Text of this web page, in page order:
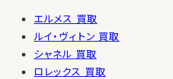
エルメス 買取
ルイ・ヴィトン 買取
シャネル 買取
ロレックス 買取